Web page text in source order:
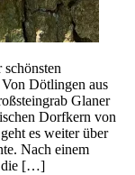
Dötlingen aus
Glaner
Dorfkern von
es weiter über
Nach einem
die […]